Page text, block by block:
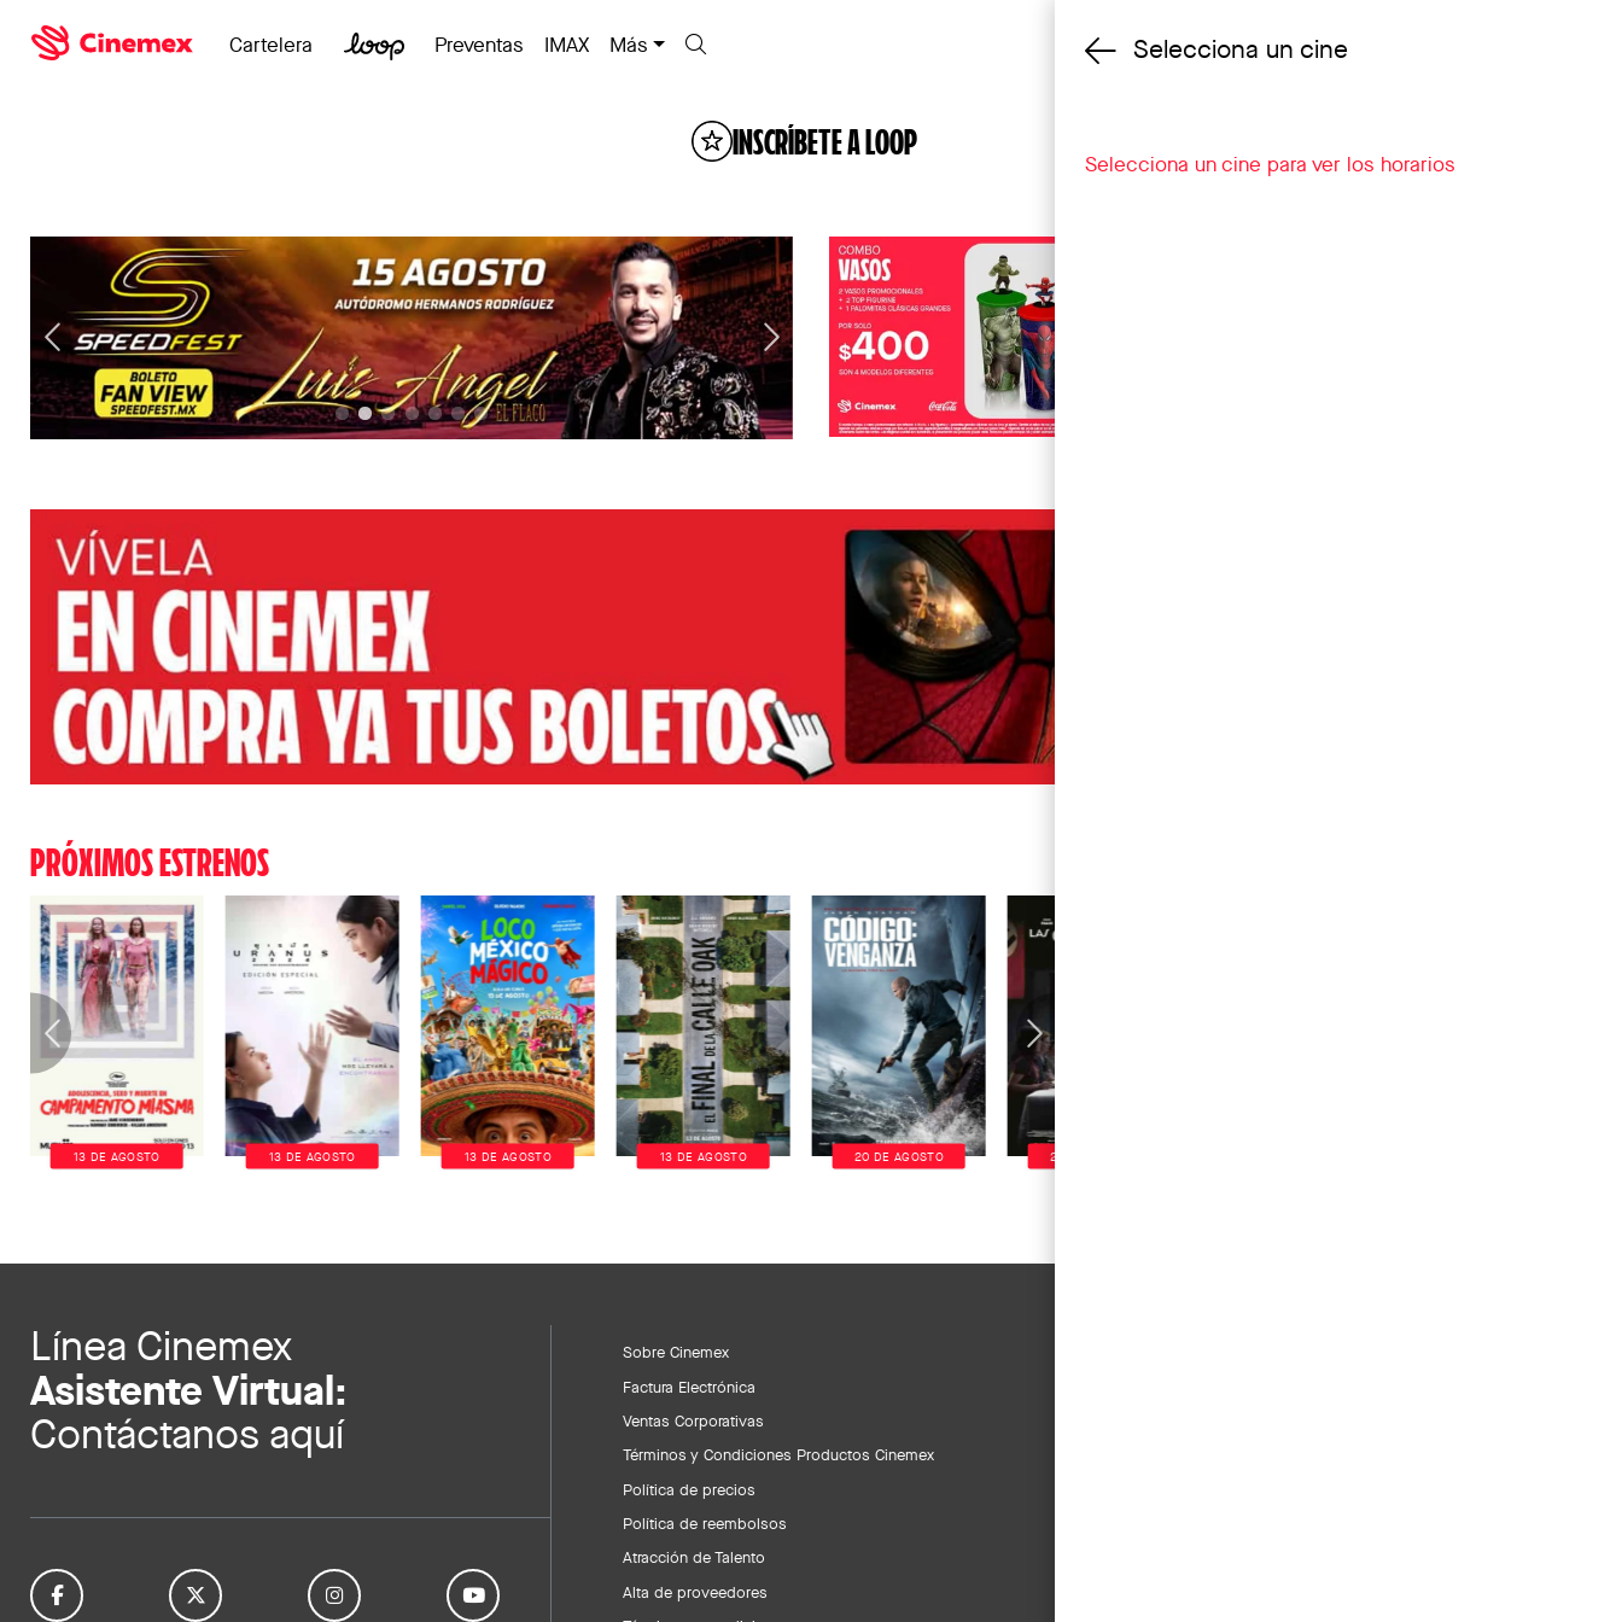
Cambiar cine
Cartelera Preventas IMAX Más
INSCRÍBETE A LOOP
PRÓXIMOS ESTRENOS
13 DE AGOSTO 13 DE AGOSTO 13 DE AGOSTO 13 DE AGOSTO 20 DE AGOSTO 20 DE AGOSTO
Línea Cinemex
Asistente Virtual:
Contáctanos aquí
Sobre Cinemex
Factura Electrónica
Ventas Corporativas
Términos y Condiciones Productos Cinemex
Política de precios
Política de reembolsos
Atracción de Talento
Alta de proveedores
Selecciona un cine
Selecciona un cine para ver los horarios